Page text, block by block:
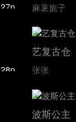
麻薯旎子
27p
艺复古仓
张张
28p
波斯公主